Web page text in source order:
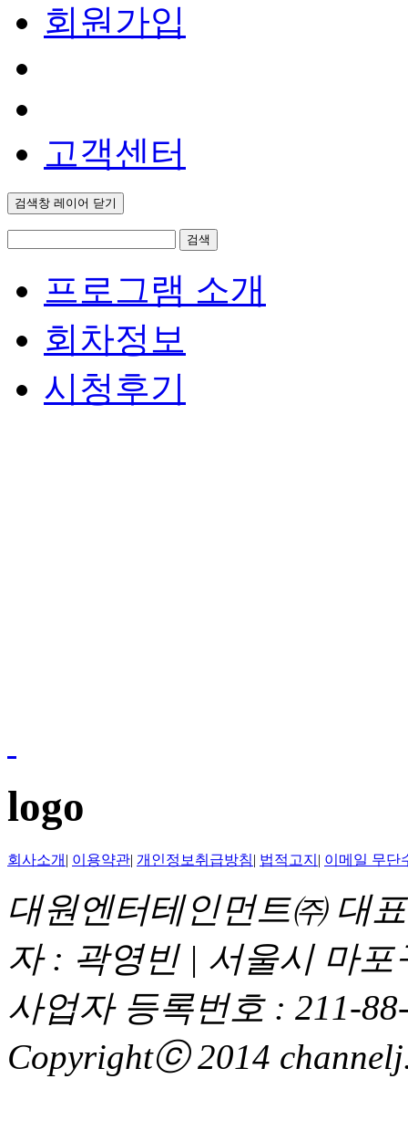
회원가입
고객센터
검색창 레이어 닫기
검색
프로그램 소개
회차정보
시청후기
logo
회사소개 | 이용약관| 개인정보취급방침| 법적고지 | 이메일 무단
대원엔터테인먼트㈜ 대
자 : 곽영빈 | 서울시 마
사업자 등록번호 : 211-
Copyrightⓒ 2014